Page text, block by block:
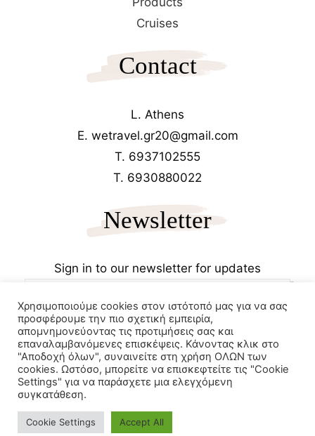
Cruises
Contact
L. Athens
E. wetravel.gr20@gmail.com
T. 6937102555
T. 6930880022
Newsletter
Sign in to our newsletter for updates
Copyrights 2025Wetravel.gr
Χρησιμοποιούμε cookies στον ιστότοπό μας για να σας
προσφέρουμε την πιο σχετική εμπειρία,
απομνημονεύοντας τις προτιμήσεις σας και
επαναλαμβανόμενες επισκέψεις. Κάνοντας κλικ στο
"Αποδοχή όλων", συναινείτε στη χρήση ΟΛΩΝ των
cookies. Ωστόσο, μπορείτε να επισκεφτείτε τις "Cookie
Settings" για να παράσχετε μια ελεγχόμενη
συγκατάθεση.
Cookie Settings Accept All